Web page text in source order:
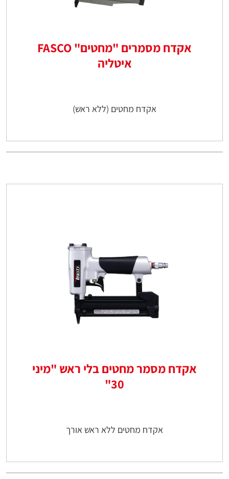
אקדח מסמרים "מחטים" FASCO
איטליה
אקדח מחטים (ללא ראש)
אקדח מסמר מחטים בלי ראש "מיני
30"
אקדח מחטים ללא ראש אורך